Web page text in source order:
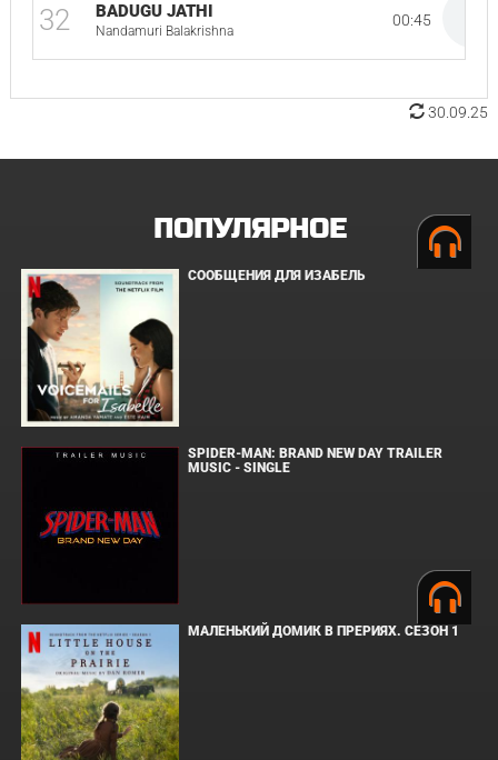
32 BADUGU JATHI
Nandamuri Balakrishna
00:45
30.09.25
ПОПУЛЯРНОЕ
СООБЩЕНИЯ ДЛЯ ИЗАБЕЛЬ
SPIDER-MAN: BRAND NEW DAY TRAILER
MUSIC - SINGLE
МАЛЕНЬКИЙ ДОМИК В ПРЕРИЯХ. СЕЗОН 1